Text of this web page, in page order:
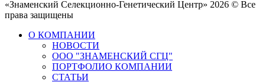
«Знаменский Селекционно-Генетический Центр» 2026 © Все
права защищены
О КОМПАНИИ
НОВОСТИ
ООО "ЗНАМЕНСКИЙ СГЦ"
ПОРТФОЛИО КОМПАНИИ
СТАТЬИ